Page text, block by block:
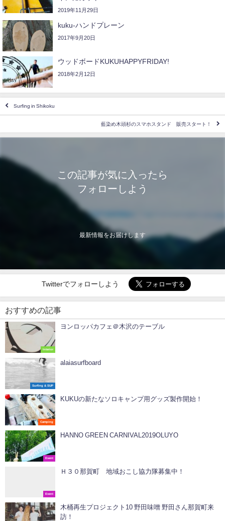
2019年11月29日
kuku-ハンドプレーン
2017年9月20日
ウッドボードKUKUHAPPYFRIDAY!
2018年2月12日
Surfing in Shikoku
藍染め木頭杉のスマホスタンド 販売スタート！
この記事が気に入ったら
フォローしよう
最新情報をお届けします
Twitterでフォローしよう
おすすめの記事
Interior
ヨンロッパカフェ＠木沢のテーブル
Surfing & SUP
alaiasurfboard
Camping
KUKUの新たなソロキャンプ用グッズ製作開始！
Event
HANNO GREEN CARNIVAL2019OLUYO
Event
Ｈ３０那賀町 地域おこし協力隊募集中！
木桶再生プロジェクト10 野田味噌 野田さん那賀町来
訪！